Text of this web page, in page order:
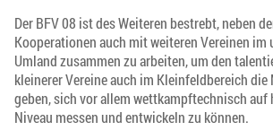
Der BFV 08 ist des Weiteren bestrebt, neben
Kooperationen auch mit weiteren Vereinen im
Umland zusammen zu arbeiten, um den
kleinerer Vereine auch im Kleinfeldbereich
geben, sich vor allem wettkampftechnisch
Niveau messen und entwickeln zu können.